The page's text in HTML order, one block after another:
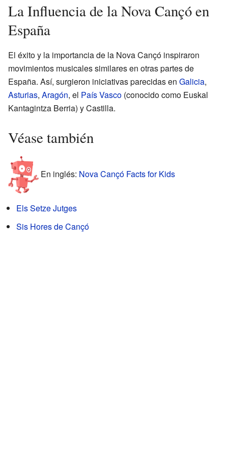
La Influencia de la Nova Cançó en
España
El éxito y la importancia de la Nova Cançó inspiraron
movimientos musicales similares en otras partes de
España. Así, surgieron iniciativas parecidas en Galicia,
Asturias, Aragón, el País Vasco (conocido como Euskal
Kantagintza Berria) y Castilla.
Véase también
En inglés: Nova Cançó Facts for Kids
Els Setze Jutges
Sis Hores de Cançó